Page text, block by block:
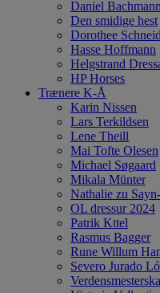
Daniel
Den smidige hest
Dorothee
Hasse Hoffmann
Helgstrand
HP Horses
Trænere K-Å
Karin Nissen
Lars Terkildsen
Lene Theill
Mai Tofte Olesen
Michael Søgaard
Mikala Münter
Nathalie zu
OL dressur 2024
Patrik Kttel
Rasmus Bagger
Rune Willum
Severo Jurado